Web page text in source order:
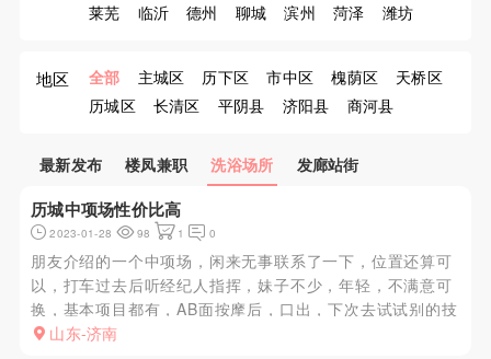
莱芜
临沂 德州 聊城 滨州 菏泽
潍坊
地区 全部 主城区 历下区 市中区 槐荫区
天桥区
历城区
长清区 平阴县 济阳县
商河县
最新发布
楼凤兼职 洗浴场所 发廊站街
历城中项场性价比高
2023-01-28 98 1 0
朋友介绍的一个中项场，闲来无事联系了一下，位置还算可
以，打车过去后听经纪人指挥，妹子不少，年轻，不满意可
换，基本项目都有，AB面按摩后，口出，下次去试试别的技
师 山东-济南